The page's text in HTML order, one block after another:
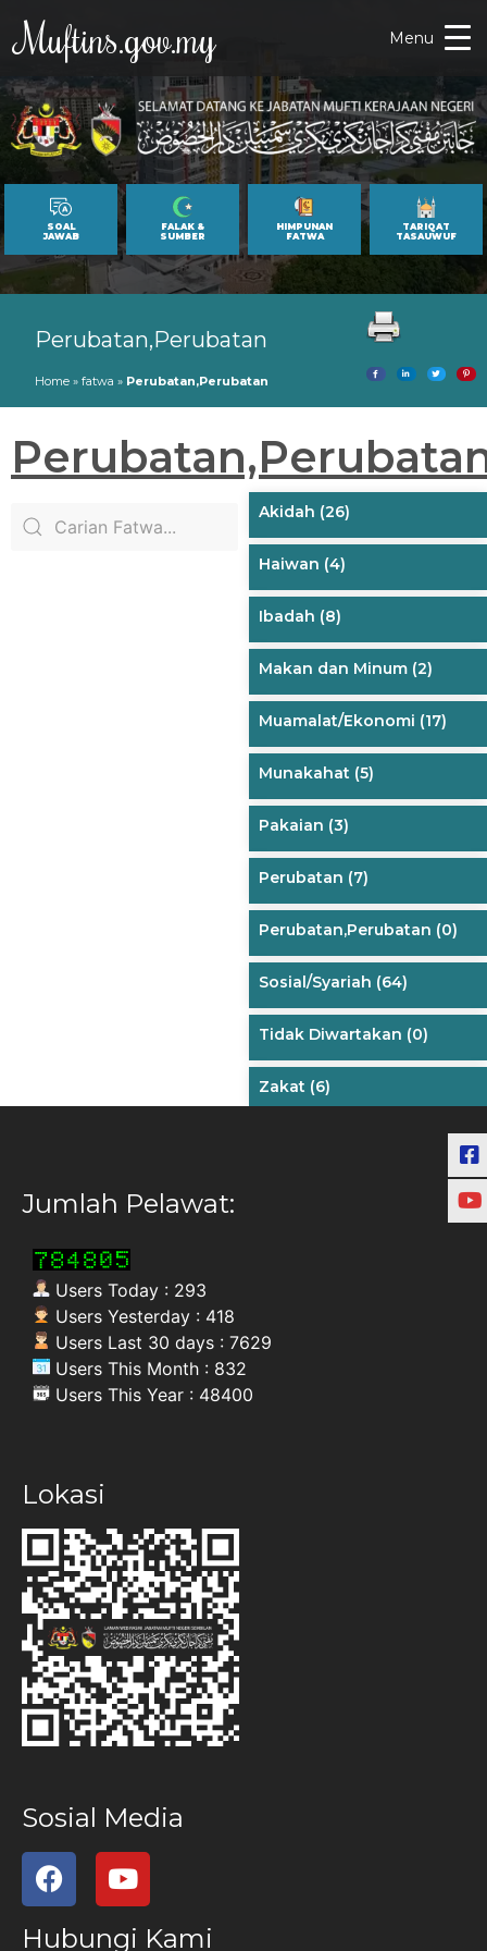
Muftins.gov.my Menu
SOAL
JAWAB
FALAK &
SUMBER
HIMPUNAN
FATWA
TARIQAT
TASAUWUF
Perubatan,Perubatan
Home » fatwa » Perubatan,Perubatan
Akidah (26)
Haiwan (4)
Ibadah (8)
Makan dan Minum (2)
Muamalat/Ekonomi (17)
Munakahat (5)
Pakaian (3)
Perubatan (7)
Perubatan,Perubatan (0)
Sosial/Syariah (64)
Tidak Diwartakan (0)
Zakat (6)
Jumlah Pelawat:
Users Today : 293
Users Yesterday : 418
Users Last 30 days : 7629
Users This Month : 832
Users This Year : 48400
Lokasi
Sosial Media
Hubungi Kami